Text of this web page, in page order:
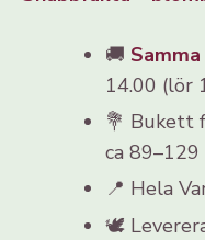
🚚
14.00 (lör
💐 Bukett
ca 89–129
📍 Hela
🕊️